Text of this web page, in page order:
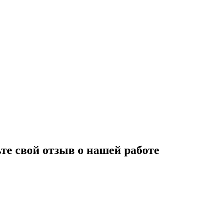
свой отзыв о нашей работе